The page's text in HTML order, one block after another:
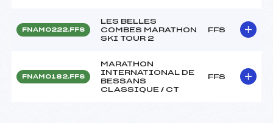
FNAM0222.FFS
LES BELLES
COMBES MARATHON
SKI TOUR 2
FFS
FNAM0182.FFS
MARATHON
INTERNATIONAL DE
BESSANS
CLASSIQUE / CT
FFS